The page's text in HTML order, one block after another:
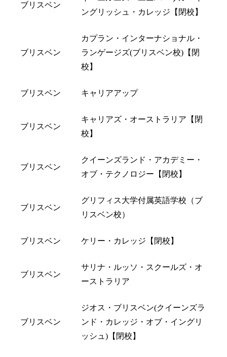
ブリスベン
ングリッシュ・カレッジ【閉校】
ブリスベン
カプラン・インターナショナル・
ランゲージズ(ブリスベン校)【閉
校】
ブリスベン キャリアアップ
ブリスベン
キャリアズ・オーストラリア【閉
校】
ブリスベン
クイーンズランド・アカデミー・
オブ・テクノロジー【閉校】
ブリスベン
グリフィス大学付属英語学校（ブ
リスベン校）
ブリスベン ケリー・カレッジ【閉校】
ブリスベン
サリナ・ルッソ・スクールズ・オ
ーストラリア
ブリスベン
ジオス・ブリスベン(クイーンズラ
ンド・カレッジ・オブ・イングリ
ッシュ)【閉校】